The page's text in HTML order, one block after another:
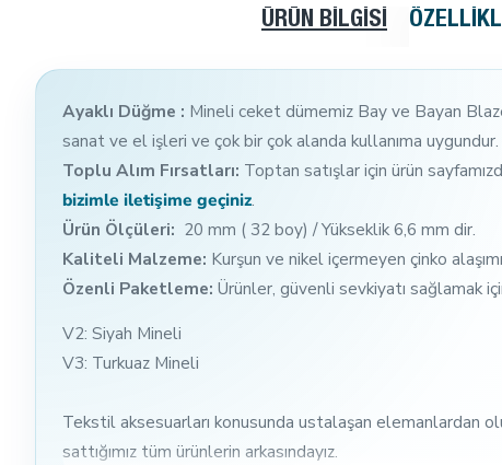
ÜRÜN BILGISI
Ayaklı Düğme : Mineli ceket dümemiz Bay ve Bayan
sanat ve el işleri ve çok bir çok alanda kullanıma uygundur.
Toplu Alım Fırsatları: Toptan satışlar için ürün
bizimle iletişime geçiniz.
Ürün Ölçüleri: 20 mm ( 32 boy) / Yükseklik 6,6 mm dir.
Kaliteli Malzeme: Kurşun ve nikel içermeyen çinko
Özenli Paketleme: Ürünler, güvenli sevkiyatı sağlamak
V2: Siyah Mineli
V3: Turkuaz Mineli
Tekstil aksesuarları konusunda ustalaşan elemanlardan
sattığımız tüm ürünlerin arkasındayız.